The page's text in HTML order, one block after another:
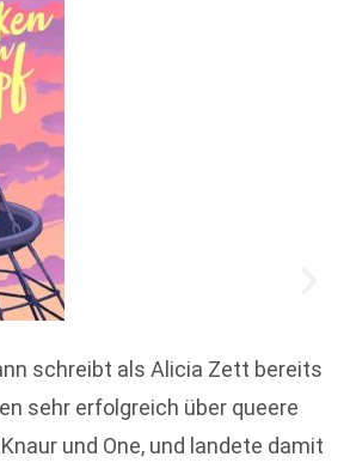
schreibt als Alicia Zett bereits
sehr erfolgreich über queere
und One, und landete damit